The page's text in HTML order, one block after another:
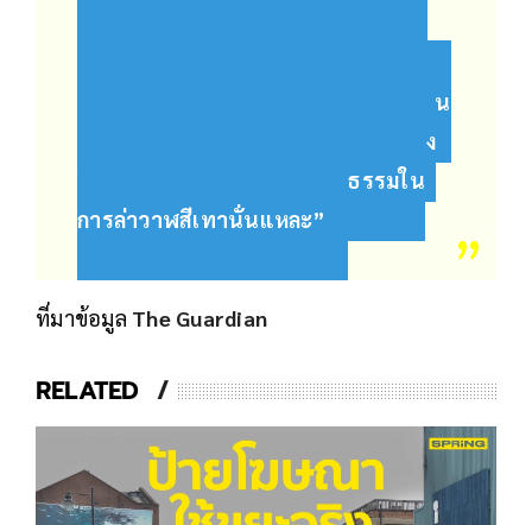
เป็นต้น เราจะเห็นด้วยหรือไม่เห็นด้วยขึ้น
อยู่กับความถูกต้องทางกฎหมายหรือทาง
วิทยาศาสตร์หรือตามหลักจริยธรรมใน
การล่าวาฬสีเทานั่นแหละ”
ที่มาข้อมูล The Guardian
RELATED